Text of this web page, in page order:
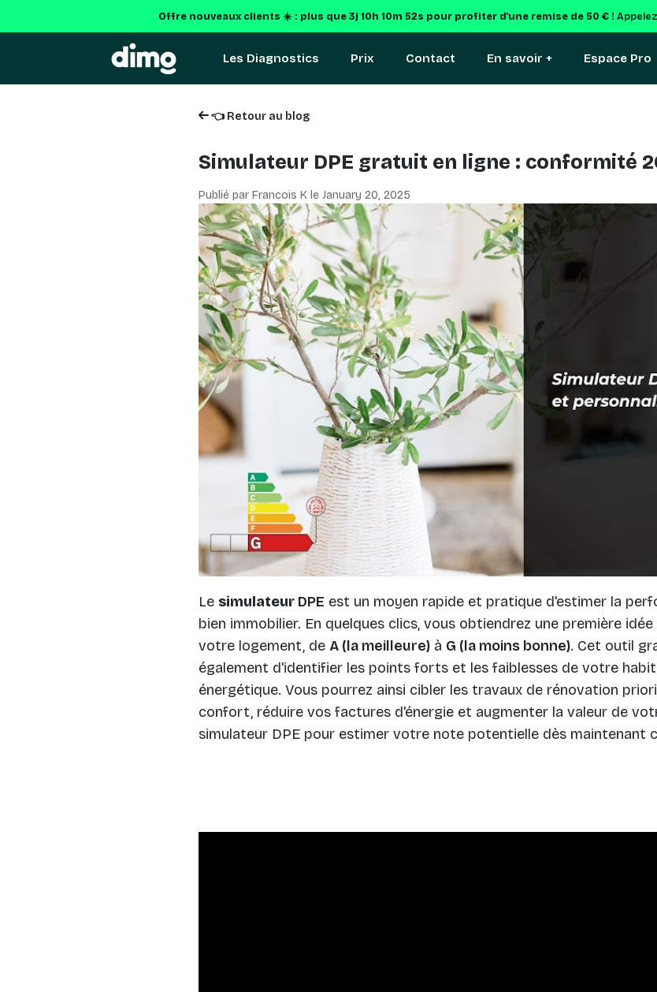
Offre nouveaux clients ☀️ : plus que 3j 10h 10m 52s pour profiter d'une remise de 50 € !
Les Diagnostics Prix Contact En savoir + Espace Pro
👈 Retour au blog
Simulateur DPE gratuit en ligne : conformité
Publié par Francois K le January 20, 2025
Le simulateur DPE est un moyen rapide et pratique d'estimer la
bien immobilier. En quelques clics, vous obtiendrez une première
votre logement, de A (la meilleure) à G (la moins bonne). Cet outil
également d'identifier les points forts et les faiblesses de votre
énergétique. Vous pourrez ainsi cibler les travaux de rénovation
confort, réduire vos factures d'énergie et augmenter la valeur de
simulateur DPE pour estimer votre note potentielle dès maintenant